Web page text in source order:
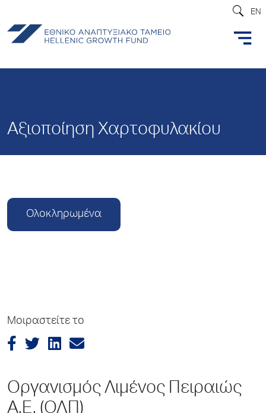
EN
Αξιοποίηση Χαρτοφυλακίου
Ολοκληρωμένα
Μοιραστείτε το
Οργανισμός Λιμένος Πειραιώς
Α.Ε. (ΟΛΠ)